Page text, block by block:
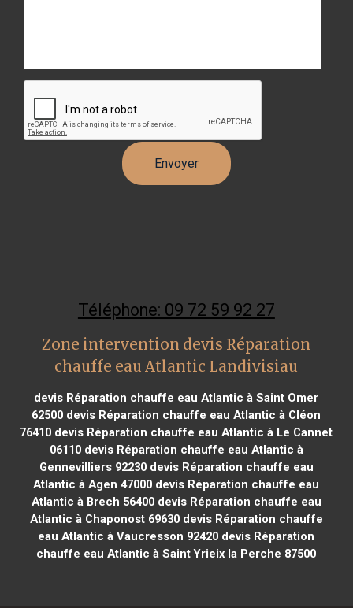
Téléphone: 09 72 59 92 27
Zone intervention devis Réparation
chauffe eau Atlantic Landivisiau
devis Réparation chauffe eau Atlantic à Saint Omer
62500 devis Réparation chauffe eau Atlantic à Cléon
76410 devis Réparation chauffe eau Atlantic à Le Cannet
06110devis Réparation chauffe eau Atlantic à
Gennevilliers 92230devis Réparation chauffe eau
Atlantic à Agen 47000 devis Réparation chauffe eau
Atlantic à Brech 56400devis Réparation chauffe eau
Atlantic à Chaponost 69630devis Réparation chauffe
eau Atlantic à Vaucresson 92420 devis Réparation
chauffe eau Atlantic à Saint Yrieix la Perche 87500